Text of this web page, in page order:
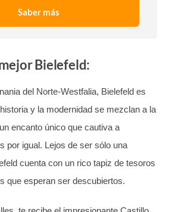
Saber más
Bielefeld:
del Norte-Westfalia, Bielefeld es
y la modernidad se mezclan a la
encanto único que cautiva a
por igual. Lejos de ser sólo una
cuenta con un rico tapiz de tesoros
que esperan ser descubiertos.